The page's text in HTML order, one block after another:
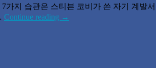
지 습관은 스티븐 코비가 쓴 자기 계발
Continue reading →